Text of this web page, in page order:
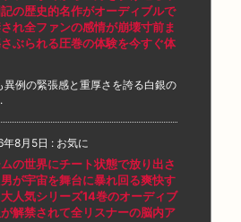
の歴史的名作がオーディブルで
れ全ファンの感情が崩壊寸前ま
ぶられる圧巻の体験を今すぐ体
例の緊張感と重厚さを誇る白銀の
年8月5日 : お気に
の世界にチート状態で放り出さ
が宇宙を舞台に暴れ回る爽快す
人気シリーズ14巻のオーディブ
解禁されて全リスナーの脳内ア